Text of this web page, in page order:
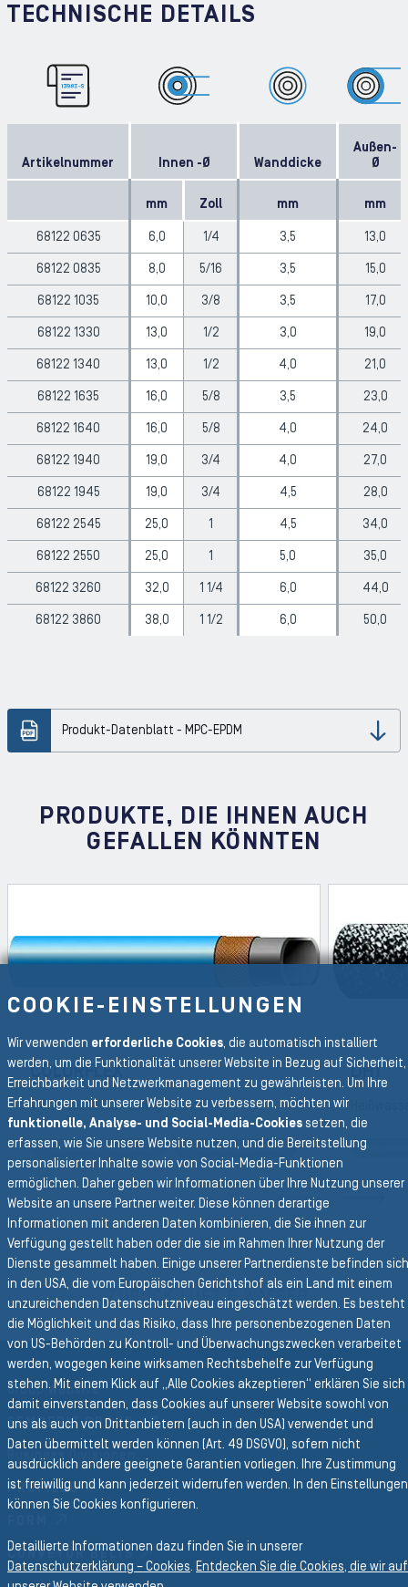
TECHNISCHE DETAILS
Artikelnummer Innen -Ø Wanddicke
Außen-
Ø
mm Zoll mm mm
68122 0635 6,0 1/4 3,5 13,0
68122 0835 8,0 5/16 3,5 15,0
68122 1035 10,0 3/8 3,5 17,0
68122 1330 13,0 1/2 3,0 19,0
68122 1340 13,0 1/2 4,0 21,0
68122 1635 16,0 5/8 3,5 23,0
68122 1640 16,0 5/8 4,0 24,0
68122 1940 19,0 3/4 4,0 27,0
68122 1945 19,0 3/4 4,5 28,0
68122 2545 25,0 1 4,5 34,0
68122 2550 25,0 1 5,0 35,0
68122 3260 32,0 1 1/4 6,0 44,0
68122 3860 38,0 1 1/2 6,0 50,0
Produkt-Datenblatt - MPC-EPDM
PRODUKTE, DIE IHNEN AUCH
GEFALLEN KÖNNTEN
COLORFLEX
Vielzweck EPDM - farbig - 20 bar
Heisswasserschlauch Vielzweckschlauch
DH1
SLIDE
Zurück zur Hauptnavigation
ZURÜCK LUFT & WASSER
Group Website
SEMPERIT GROUP
Business Divisionen
PROFILES
CONVEYOR BELTS
COOKIE-EINSTELLUNGEN
Wir verwenden erforderliche Cookies, die automatisch installiert
werden, um die Funktionalität unserer Website in Bezug auf Sicherheit,
Erreichbarkeit und Netzwerkmanagement zu gewährleisten. Um Ihre
Erfahrungen mit unserer Website zu verbessern, möchten wir
funktionelle, Analyse- und Social-Media-Cookiessetzen, die
erfassen, wie Sie unsere Website nutzen, und die Bereitstellung
personalisierter Inhalte sowie von Social-Media-Funktionen
ermöglichen. Daher geben wir Informationen über Ihre Nutzung unserer
Website an unsere Partner weiter. Diese können derartige
Informationen mit anderen Daten kombinieren, die Sie ihnen zur
Verfügung gestellt haben oder die sie im Rahmen Ihrer Nutzung der
Dienste gesammelt haben. Einige unserer Partnerdienste befinden sich
in den USA, die vom Europäischen Gerichtshof als ein Land mit einem
unzureichenden Datenschutzniveau eingeschätzt werden. Es besteht
die Möglichkeit und das Risiko, dass Ihre personenbezogenen Daten
von US-Behörden zu Kontroll- und Überwachungszwecken verarbeitet
werden, wogegen keine wirksamen Rechtsbehelfe zur Verfügung
stehen. Mit einem Klick auf „Alle Cookies akzeptieren“ erklären Sie sich
damit einverstanden, dass Cookies auf unserer Website sowohl von
uns als auch von Drittanbietern (auch in den USA) verwendet und
Daten übermittelt werden können (Art. 49 DSGVO), sofern nicht
ausdrücklich andere geeignete Garantien vorliegen. Ihre Zustimmung
ist freiwillig und kann jederzeit widerrufen werden. In den Einstellungen
können Sie Cookies konfigurieren.
Detaillierte Informationen dazu finden Sie in unserer
Datenschutzerklärung – Cookies. Entdecken Sie die Cookies, die wir auf